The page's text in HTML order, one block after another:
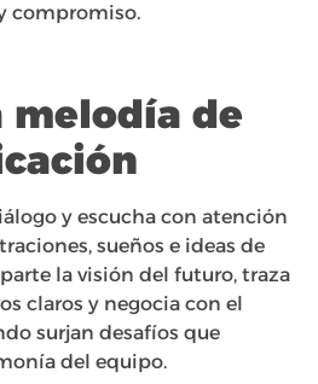
compromiso.
melodía de
y escucha con atención
sueños e ideas de
la visión del futuro, traza
claros y negocia con el
surjan desafíos que
del equipo.